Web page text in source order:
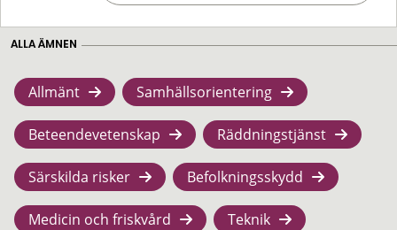
ALLA ÄMNEN
Allmänt Samhällsorientering
Beteendevetenskap Räddningstjänst
Särskilda risker Befolkningsskydd
Medicin och friskvård Teknik